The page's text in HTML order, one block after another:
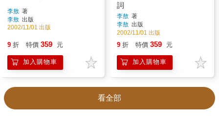
李敖 著
李敖 出版
2002/11/01 出版
9 折 特價 359 元
加入購物車
詞
李敖 著
李敖 出版
2002/11/01 出版
9 折 特價 359 元
加入購物車
看全部